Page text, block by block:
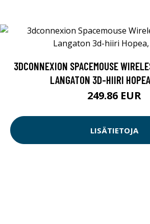
3DCONNEXION SPACEMOUSE
LANGATON 3D-HIIRI
249.86 EUR
LISÄTIETOJA